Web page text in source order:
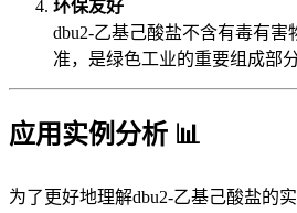
环保友好
dbu2-乙基己酸盐不含有毒有
准，是绿色工业的重要组成部分
应用实例分析 📊
为了更好地理解dbu2-乙基己酸盐的